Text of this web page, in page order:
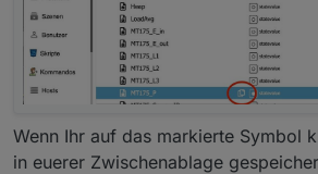
Wenn Ihr auf das markierte Symbol
in euerer Zwischenablage